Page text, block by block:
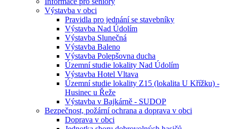
Výstavba v obci
Pravidla pro jednání se stavebníky
Výstavba Nad Údolím
Výstavba Slunečná
Výstavba Baleno
Výstavba Polepšovna ducha
Územní studie lokality Nad Údolím
Výstavba Hotel Vltava
Územní studie lokality Z15 (lokalita U Křížku) -
Husinec u Řeže
Výstavba v Bajkárně - SUDOP
Bezpečnost, požární ochrana a doprava v obci
Doprava v obci